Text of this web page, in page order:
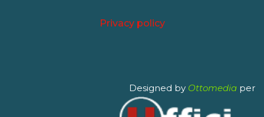
Privacy policy
Designed by Ottomedia per